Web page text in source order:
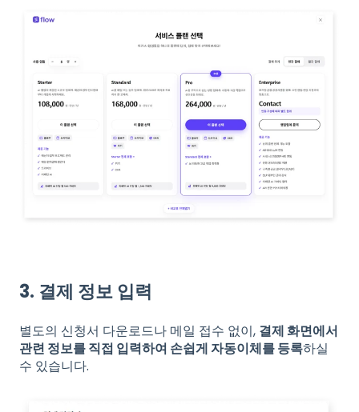
3. 결제 정보 입력
별도의 신청서 다운로드나 메일 접수 없이, 결제 화면에서
관련 정보를 직접 입력하여 손쉽게 자동이체를 등록하실
수 있습니다.